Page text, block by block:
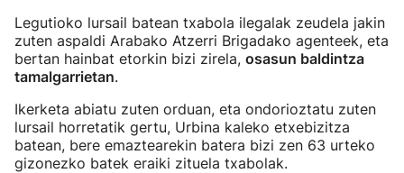
Legutioko lursail batean txabola ilegalak zeudela jakin
zuten aspaldi Arabako Atzerri Brigadako agenteek, eta
bertan hainbat etorkin bizi zirela, osasun baldintza
tamalgarrietan.
Ikerketa abiatu zuten orduan, eta ondorioztatu zuten
lursail horretatik gertu, Urbina kaleko etxebizitza
batean, bere emaztearekin batera bizi zen 63 urteko
gizonezko batek eraiki zituela txabolak.